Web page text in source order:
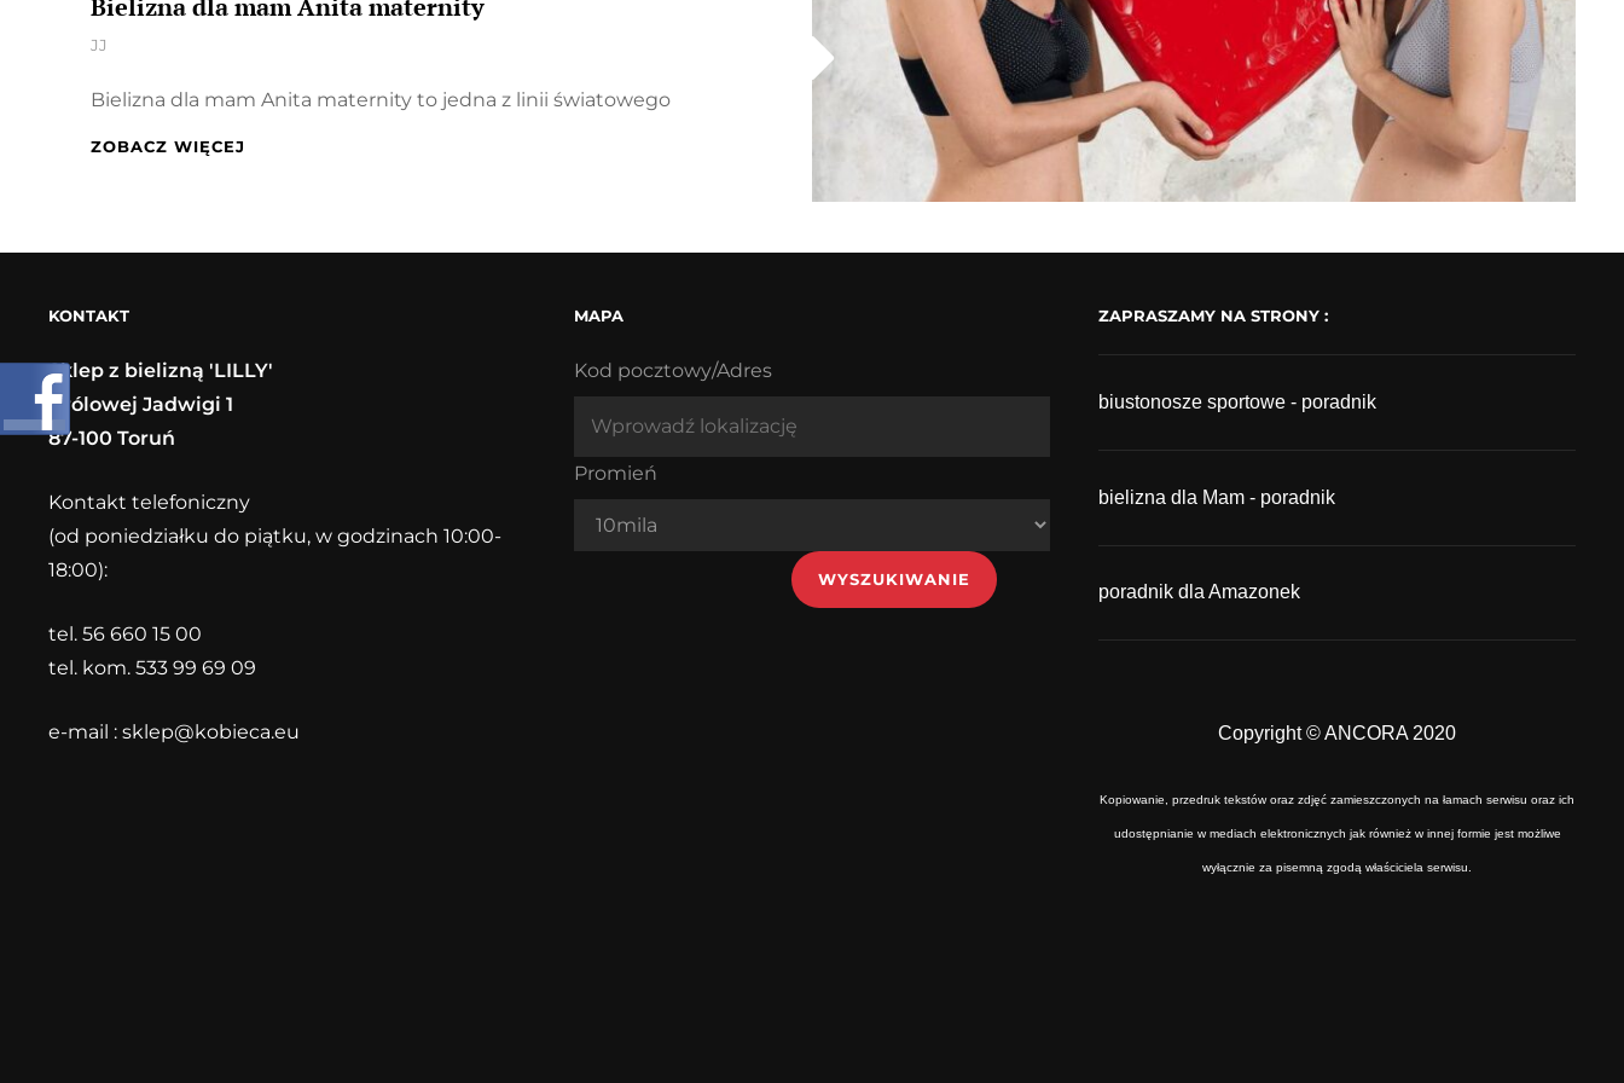
ROSA
FAIA
Bielizna dla mam Anita maternity
By
JJ
Bielizna dla mam Anita maternity to jedna z linii światowego
ZOBACZ WIĘCEJ
KONTAKT
Sklep z bielizną 'LILLY'
Królowej Jadwigi 1
87-100 Toruń
Kontakt telefoniczny
(od poniedziałku do piątku, w godzinach 10:00-
18:00):
tel. 56 660 15 00
tel. kom. 533 99 69 09
e-mail : sklep@kobieca.eu
MAPA
Kod pocztowy/Adres
Promień
ZAPRASZAMY NA STRONY :
biustonosze sportowe - poradnik
bielizna dla Mam - poradnik
poradnik dla Amazonek
Copyright © ANCORA 2020
Kopiowanie, przedruk tekstów oraz zdjęć zamieszczonych na łamach serwisu oraz ich
udostępnianie w mediach elektronicznych jak również w innej formie jest możliwe
wyłącznie za pisemną zgodą właściciela serwisu.